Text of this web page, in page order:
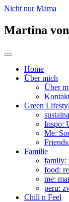
Nicht nur Mama
Martina
Zum
springen
Toggle
navigationHome
Über mich
Über
Green
Inspo:
Me:
Familie
family:
food:
me:
peru:
Chill n Feel